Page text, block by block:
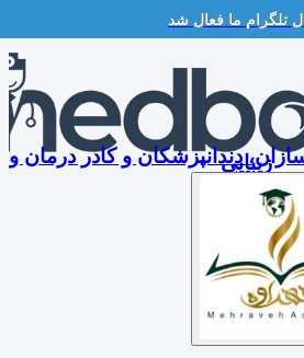
تلگرام ما فعال شد
دندانپزشکان و کادر درمان وزیبایی